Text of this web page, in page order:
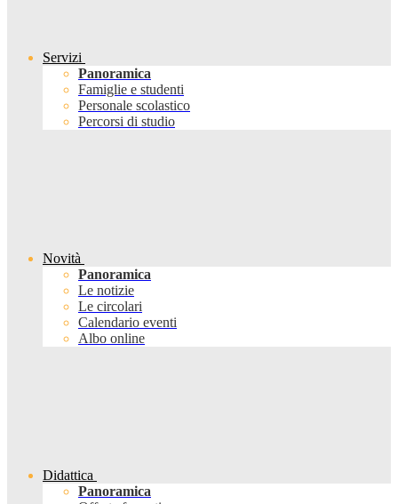
Servizi
Panoramica
Famiglie e studenti
Personale scolastico
Percorsi di studio
Novità
Panoramica
Le notizie
Le circolari
Calendario eventi
Albo online
Didattica
Panoramica